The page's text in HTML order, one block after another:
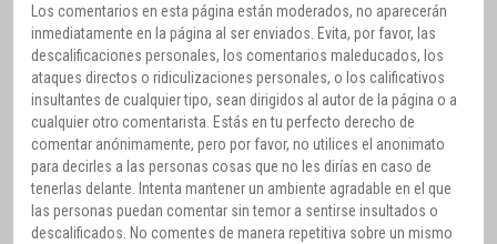
Los comentarios en esta página están moderados, no aparecerán
inmediatamente en la página al ser enviados. Evita, por favor, las
descalificaciones personales, los comentarios maleducados, los
ataques directos o ridiculizaciones personales, o los calificativos
insultantes de cualquier tipo, sean dirigidos al autor de la página o a
cualquier otro comentarista. Estás en tu perfecto derecho de
comentar anónimamente, pero por favor, no utilices el anonimato
para decirles a las personas cosas que no les dirías en caso de
tenerlas delante. Intenta mantener un ambiente agradable en el que
las personas puedan comentar sin temor a sentirse insultados o
descalificados. No comentes de manera repetitiva sobre un mismo